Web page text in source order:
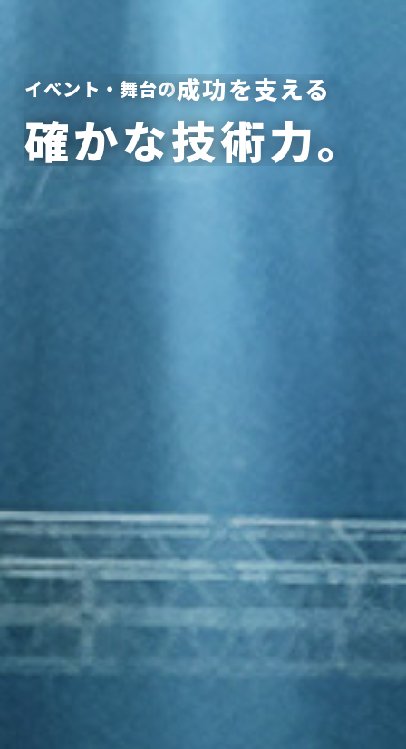
イベント・舞台の成功を支える
確かな技術力。